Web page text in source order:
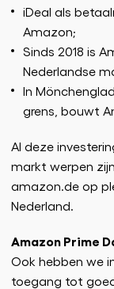
iDeal als
Amazon;
Sinds 2018 is
Nederlandse
In
grens, bouwt
Al deze
markt werpen
amazon.de op
Nederland.
Amazon Prime
Ook hebben we
toegang tot